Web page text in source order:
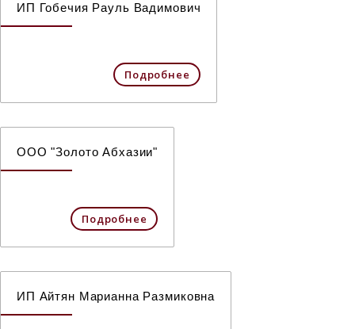
ИП Гобечия Рауль Вадимович
Подробнее
ООО "Золото Абхазии"
Подробнее
ИП Айтян Марианна Размиковна